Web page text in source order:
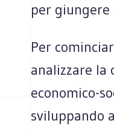
per
Per
analizzare la
economico-
sviluppando